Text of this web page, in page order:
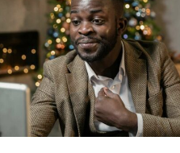
Como ocultar
seguidores no
LinkedIn para manter
a privacidade